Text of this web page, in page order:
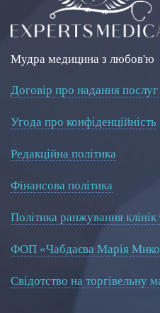
Мудра медицина з любов'ю
Договір про надання послуг
Угода про конфіденційність
Редакційна політика
Фінансова політика
Політика ранжування клінік
ФОП «Чабдаєва Марія
Свідотство на торгівельну